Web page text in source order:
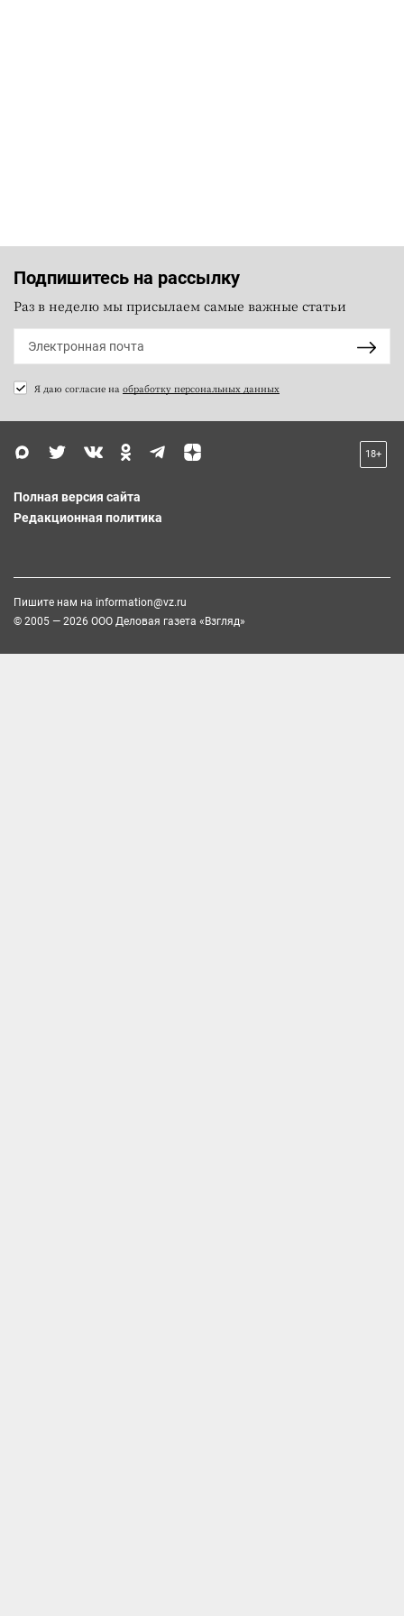
Подпишитесь на рассылку
Раз в неделю мы присылаем самые важные статьи
Я даю согласие на обработку персональных данных
18+
Полная версия сайта
Редакционная политика
Пишите нам на information@vz.ru
© 2005 — 2026 ООО Деловая газета «Взгляд»